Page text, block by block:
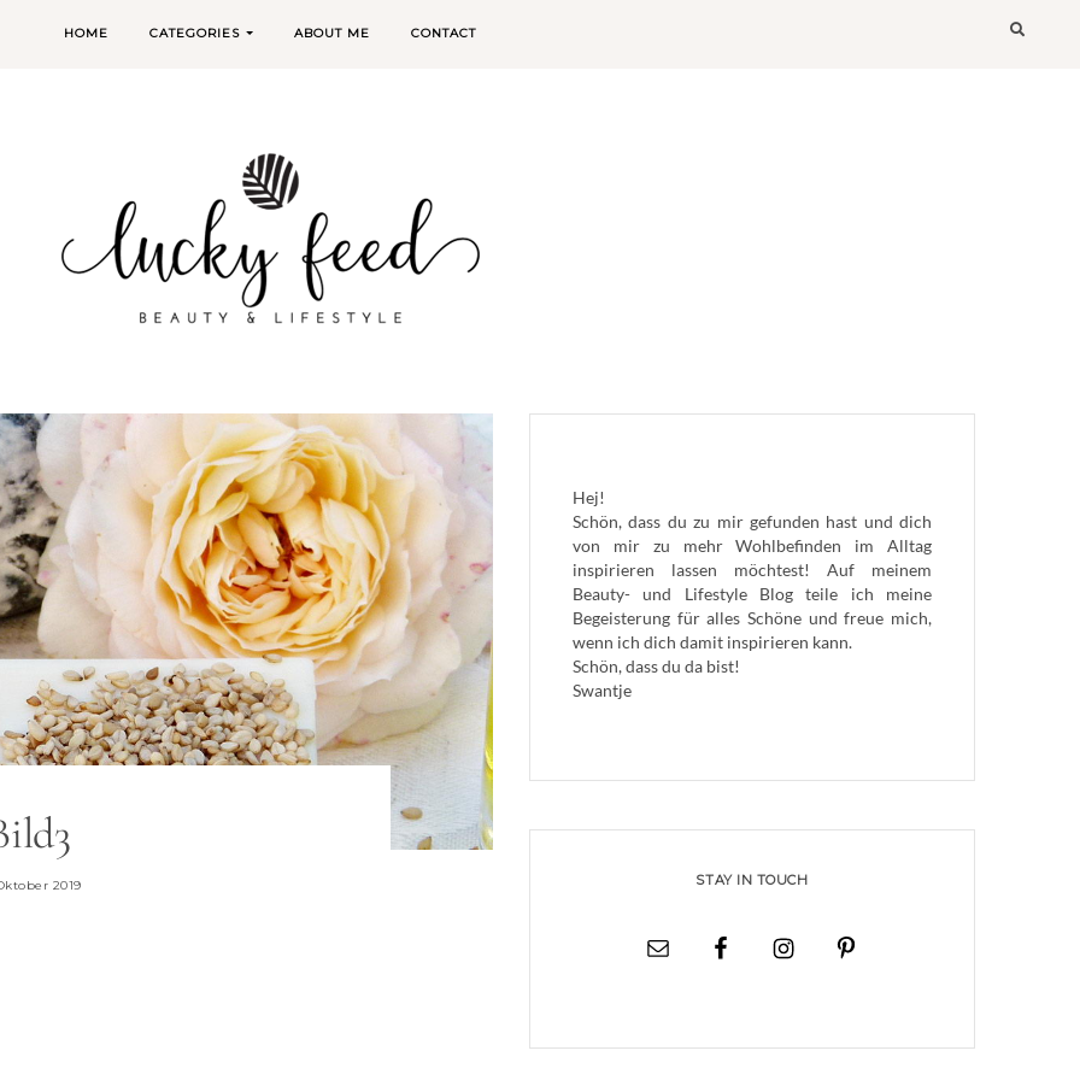
HOME CATEGORIES ABOUT ME CONTACT
2019
Hej!
Schön, dass du zu mir gefunden hast und dich
von mir zu mehr Wohlbefinden im Alltag
inspirieren lassen möchtest! Auf meinem
Beauty- und Lifestyle Blog teile ich meine
Begeisterung für alles Schöne und freue mich,
wenn ich dich damit inspirieren kann.
Schön, dass du da bist!
Swantje
STAY IN TOUCH